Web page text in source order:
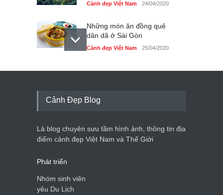
Cảnh đẹp Việt Nam 24/04/2020
Những món ăn đồng quê
dân dã ở Sài Gòn
Cảnh đẹp Việt Nam 25/04/2020
Nhiều hoạt động tôn vinh
phí vé vào cửa festival Ẩm
thực Italy
Cảnh Đẹp Blog
Là blog chuyên sưu tầm hình ảnh, thông tin địa
điểm cảnh đẹp Việt Nam và Thế Giới
Phát triển
Nhóm sinh viên
yêu Du Lịch